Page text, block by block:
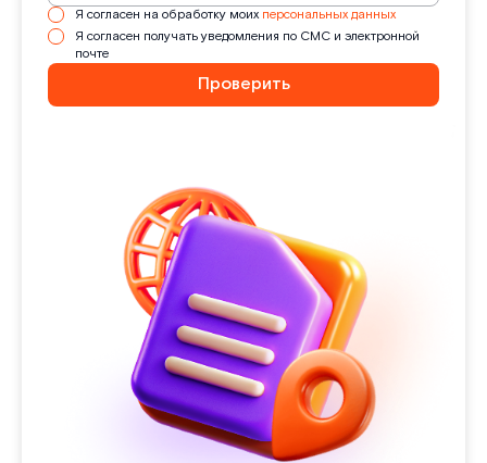
Я согласен на обработку моих персональных данных
Я согласен получать уведомления по СМС и электронной
почте
Проверить